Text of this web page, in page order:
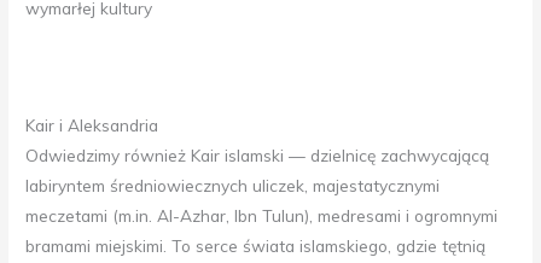
wymarłej kultury
Kair i Aleksandria
Odwiedzimy również Kair islamski — dzielnicę zachwycającą
labiryntem średniowiecznych uliczek, majestatycznymi
meczetami (m.in. Al-Azhar, Ibn Tulun), medresami i ogromnymi
bramami miejskimi. To serce świata islamskiego, gdzie tętnią